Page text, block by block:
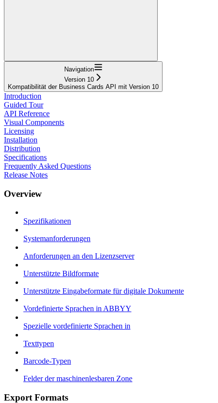
Navigation
Version 10
Kompatibilität der Business Cards API mit Version 10
Introduction
Guided Tour
API Reference
Visual Components
Licensing
Installation
Distribution
Specifications
Frequently Asked Questions
Release Notes
Overview
Spezifikationen
Systemanforderungen
Anforderungen an den Lizenzserver
Unterstützte Bildformate
Unterstützte Eingabeformate für digitale Dokumente
Vordefinierte Sprachen in ABBYY
Spezielle vordefinierte Sprachen in
Texttypen
Barcode-Typen
Felder der maschinenlesbaren Zone
Export Formats